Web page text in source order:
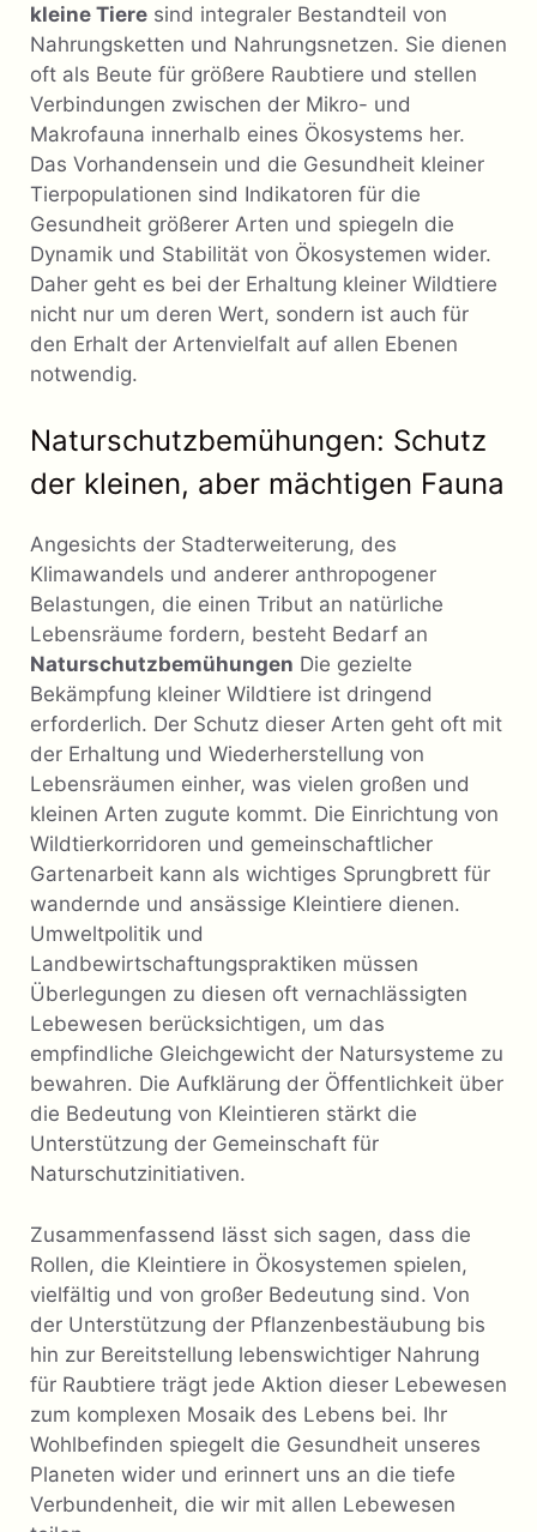
kleine Tiere sind integraler Bestandteil von
Nahrungsketten und Nahrungsnetzen. Sie dienen
oft als Beute für größere Raubtiere und stellen
Verbindungen zwischen der Mikro- und
Makrofauna innerhalb eines Ökosystems her.
Das Vorhandensein und die Gesundheit kleiner
Tierpopulationen sind Indikatoren für die
Gesundheit größerer Arten und spiegeln die
Dynamik und Stabilität von Ökosystemen wider.
Daher geht es bei der Erhaltung kleiner Wildtiere
nicht nur um deren Wert, sondern ist auch für
den Erhalt der Artenvielfalt auf allen Ebenen
notwendig.
Naturschutzbemühungen: Schutz
der kleinen, aber mächtigen Fauna
Angesichts der Stadterweiterung, des
Klimawandels und anderer anthropogener
Belastungen, die einen Tribut an natürliche
Lebensräume fordern, besteht Bedarf an
Naturschutzbemühungen Die gezielte
Bekämpfung kleiner Wildtiere ist dringend
erforderlich. Der Schutz dieser Arten geht oft mit
der Erhaltung und Wiederherstellung von
Lebensräumen einher, was vielen großen und
kleinen Arten zugute kommt. Die Einrichtung von
Wildtierkorridoren und gemeinschaftlicher
Gartenarbeit kann als wichtiges Sprungbrett für
wandernde und ansässige Kleintiere dienen.
Umweltpolitik und
Landbewirtschaftungspraktiken müssen
Überlegungen zu diesen oft vernachlässigten
Lebewesen berücksichtigen, um das
empfindliche Gleichgewicht der Natursysteme zu
bewahren. Die Aufklärung der Öffentlichkeit über
die Bedeutung von Kleintieren stärkt die
Unterstützung der Gemeinschaft für
Naturschutzinitiativen.
Zusammenfassend lässt sich sagen, dass die
Rollen, die Kleintiere in Ökosystemen spielen,
vielfältig und von großer Bedeutung sind. Von
der Unterstützung der Pflanzenbestäubung bis
hin zur Bereitstellung lebenswichtiger Nahrung
für Raubtiere trägt jede Aktion dieser Lebewesen
zum komplexen Mosaik des Lebens bei. Ihr
Wohlbefinden spiegelt die Gesundheit unseres
Planeten wider und erinnert uns an die tiefe
Verbundenheit, die wir mit allen Lebewesen